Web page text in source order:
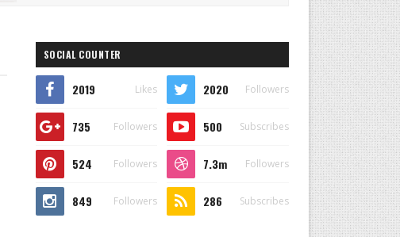
SOCIAL COUNTER
2019 Likes 2020 Followers
735 Followers 500 Subscribes
524 Followers 7.3m Followers
849 Followers 286 Subscribes